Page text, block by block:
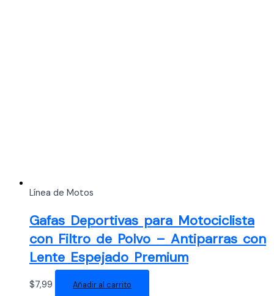
Línea de Motos
Gafas Deportivas para Motociclista
con Filtro de Polvo – Antiparras con
Lente Espejado Premium
$7,99 Añadir al carrito